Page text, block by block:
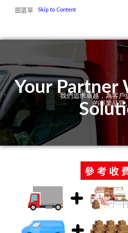
選單 Skip to Content
Your Partner
我們追求卓越，為客戶
的專業品質
「甦爐」麵